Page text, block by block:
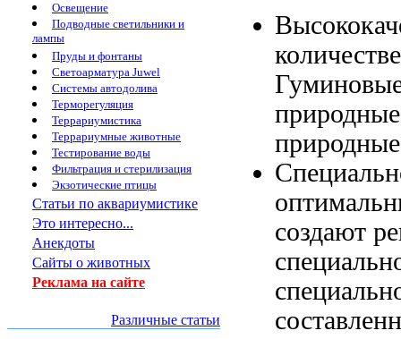
Освещение
Подводные светильники и
лампы
Пруды и фонтаны
Светоарматура Juwel
Системы автодолива
Терморегуляция
Террариумистика
Террариумные животные
Тестирование воды
Фильтрация и стерилизация
Экзотические птицы
Статьи по аквариумистике
Это интересно...
Анекдоты
Сайты о животных
Реклама на сайте
Различные статьи
создают